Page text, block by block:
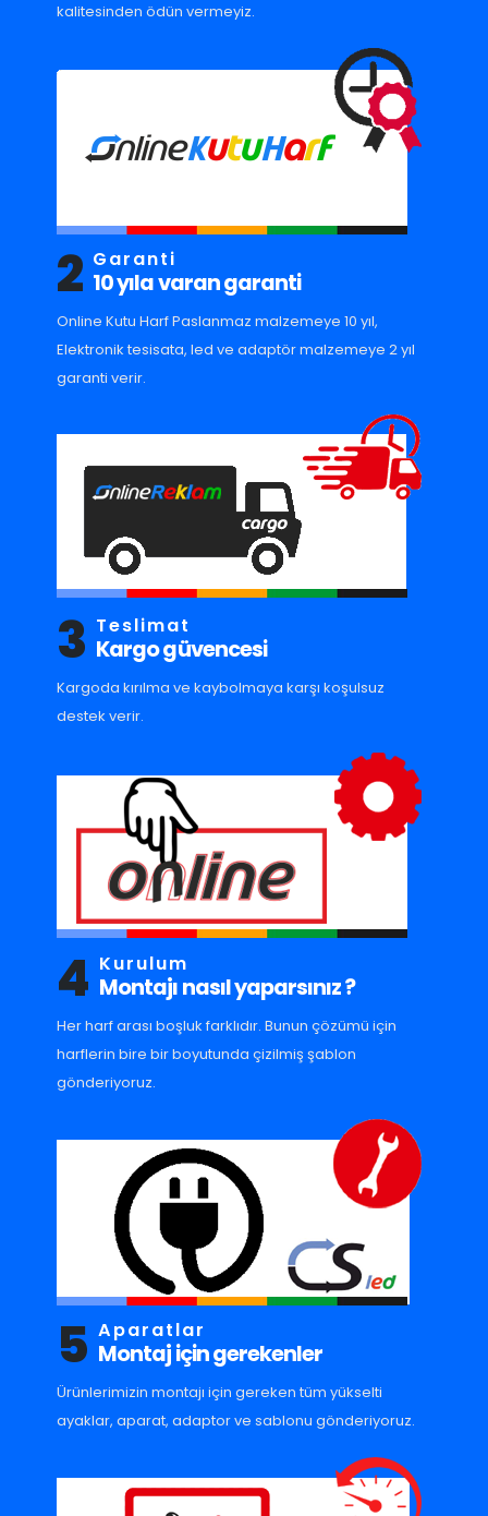
kalitesinden ödün vermeyiz.
2 Garanti
10 yıla varan garanti
Online Kutu Harf Paslanmaz malzemeye 10 yıl,
Elektronik tesisata, led ve adaptör malzemeye 2 yıl
garanti verir.
3 Teslimat
Kargo güvencesi
Kargoda kırılma ve kaybolmaya karşı koşulsuz
destek verir.
4 Kurulum
Montajı nasıl yaparsınız ?
Her harf arası boşluk farklıdır. Bunun çözümü için
harflerin bire bir boyutunda çizilmiş şablon
gönderiyoruz.
5 Aparatlar
Montaj için gerekenler
Ürünlerimizin montajı için gereken tüm yükselti
ayaklar, aparat, adaptor ve sablonu gönderiyoruz.